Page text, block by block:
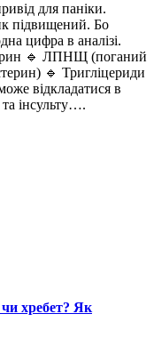
для паніки.
підвищений. Бо
цифра в аналізі.
🔹 ЛПНЩ (поганий
🔹 Тригліцериди
відкладатися в
інсульту….
хребет? Як